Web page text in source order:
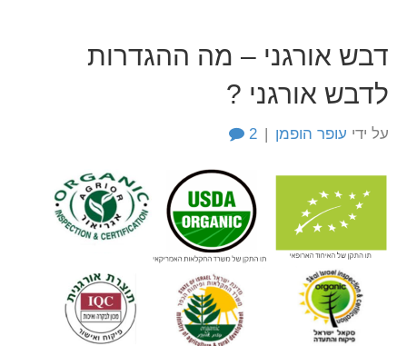
דבש אורגני – מה ההגדרות
לדבש אורגני ?
על ידי עופר הופמן |
2